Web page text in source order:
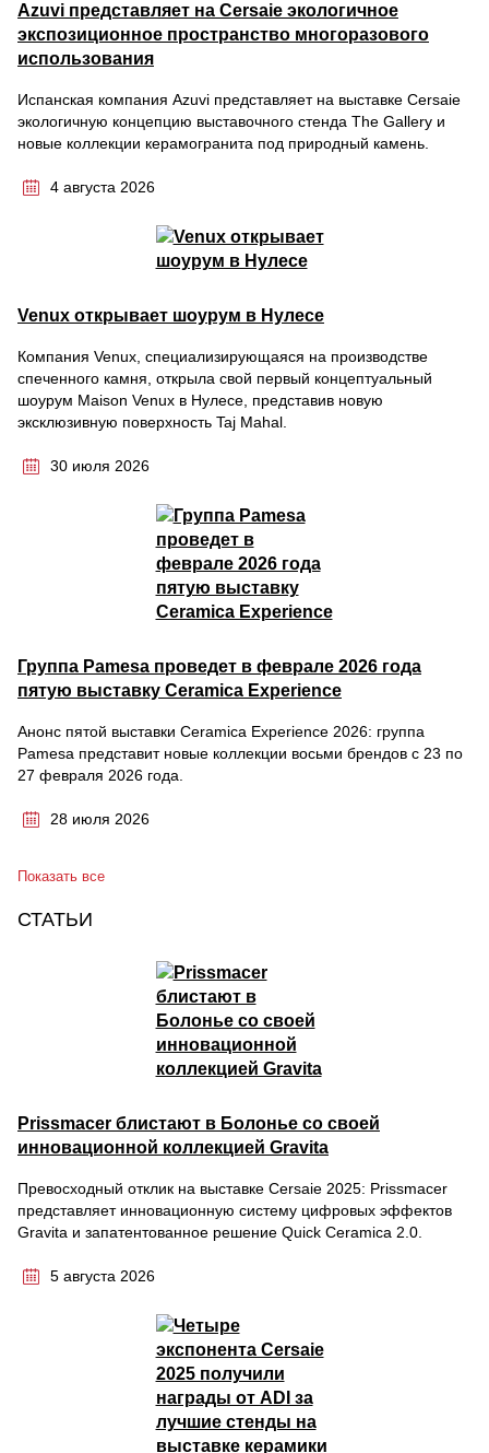
Azuvi представляет на Cersaie экологичное
экспозиционное пространство многоразового
использования
Испанская компания Azuvi представляет на выставке Cersaie
экологичную концепцию выставочного стенда The Gallery и
новые коллекции керамогранита под природный камень.
4 августа 2026
Venux открывает шоурум в Нулесе
Компания Venux, специализирующаяся на производстве
спеченного камня, открыла свой первый концептуальный
шоурум Maison Venux в Нулесе, представив новую
эксклюзивную поверхность Taj Mahal.
30 июля 2026
Группа Pamesa проведет в феврале 2026 года
пятую выставку Ceramica Experience
Анонс пятой выставки Ceramica Experience 2026: группа
Pamesa представит новые коллекции восьми брендов с 23 по
27 февраля 2026 года.
28 июля 2026
Показать все
СТАТЬИ
Prissmacer блистают в Болонье со своей
инновационной коллекцией Gravita
Превосходный отклик на выставке Cersaie 2025: Prissmacer
представляет инновационную систему цифровых эффектов
Gravita и запатентованное решение Quick Ceramica 2.0.
5 августа 2026